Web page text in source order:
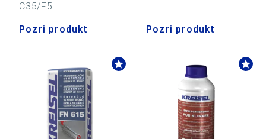
C35/F5
Pozri produkt Pozri produkt